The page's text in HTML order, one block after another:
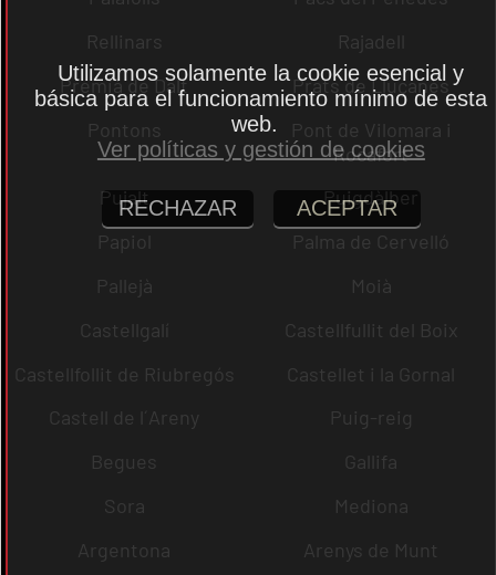
Rellinars
Rajadell
Premià de Dalt
Prats de Lluçanès
Pontons
Pont de Vilomara i
Rocafort
Pujalt
Puigdàlber
Papiol
Palma de Cervelló
Pallejà
Moià
Castellgalí
Castellfullit del Boix
Castellfollit de Riubregós
Castellet i la Gornal
Castell de l´Areny
Puig-reig
Begues
Gallifa
Sora
Mediona
Argentona
Arenys de Munt
Utilizamos solamente la cookie esencial y
básica para el funcionamiento mínimo de esta
web.
Ver políticas y gestión de cookies
RECHAZAR ACEPTAR